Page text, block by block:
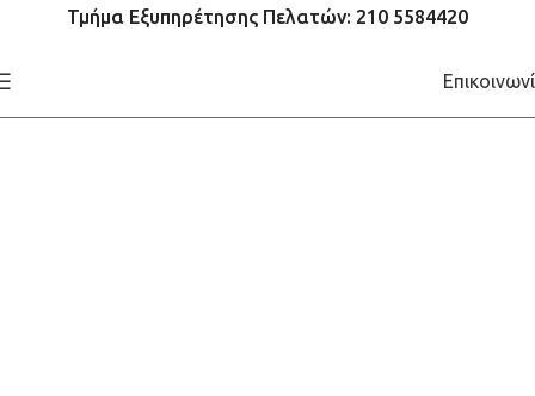
Τμήμα Εξυπηρέτησης Πελατών: 210 5584420